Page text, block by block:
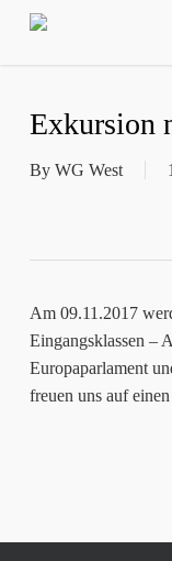
Skip
Exkursion
By WG West
Am 09.11.2017
Eingangsklassen –
Europaparlament
freuen uns auf